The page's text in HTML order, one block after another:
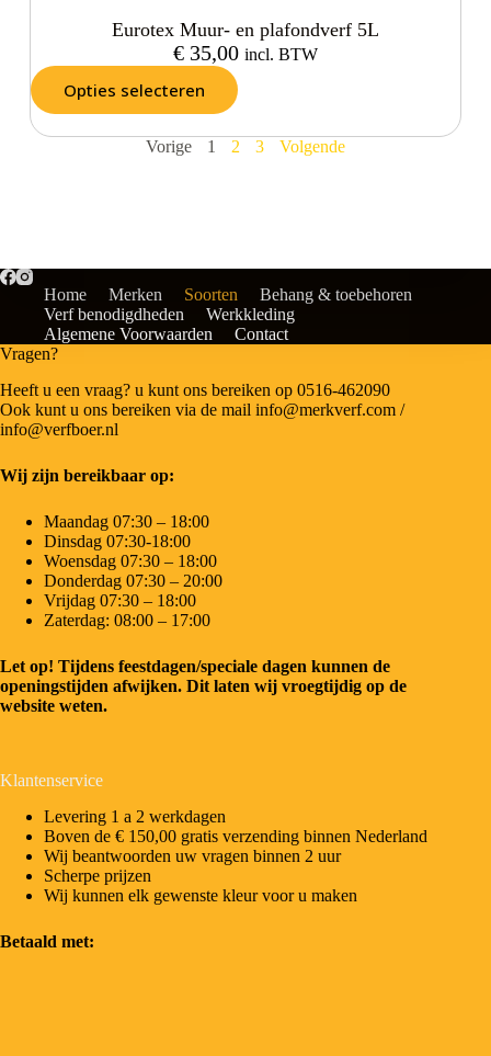
Eurotex Muur- en plafondverf 5L
€35,00 incl. BTW
Opties selecteren
Vorige 1 2 3 Volgende
Home Merken Soorten
Behang & toebehoren
Verf benodigdheden
Werkkleding
Algemene Voorwaarden
Contact
Vragen?
Heeft u een vraag? u kunt ons bereiken op 0516-462090
Ook kunt u ons bereiken via de mail info@merkverf.com /
info@verfboer.nl
Wij zijn bereikbaar op:
Maandag 07:30 – 18:00
Dinsdag 07:30-18:00
Woensdag 07:30 – 18:00
Donderdag 07:30 – 20:00
Vrijdag 07:30 – 18:00
Zaterdag: 08:00 – 17:00
Let op! Tijdens feestdagen/speciale dagen kunnen de
openingstijden afwijken. Dit laten wij vroegtijdig op de
website weten.
Klantenservice
Levering 1 a 2 werkdagen
Boven de € 150,00 gratis verzending binnen Nederland
Wij beantwoorden uw vragen binnen 2 uur
Scherpe prijzen
Wij kunnen elk gewenste kleur voor u maken
Betaald met: